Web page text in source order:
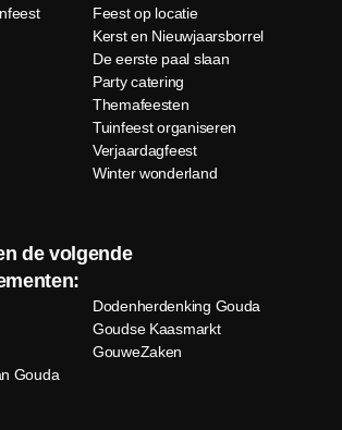
Feest op locatie
Kerst en Nieuwjaarsborrel
De eerste paal slaan
Party catering
Themafeesten
Tuinfeest organiseren
Verjaardagfeest
Winter wonderland
de volgende
Dodenherdenking Gouda
Goudse Kaasmarkt
GouweZaken
Gouda